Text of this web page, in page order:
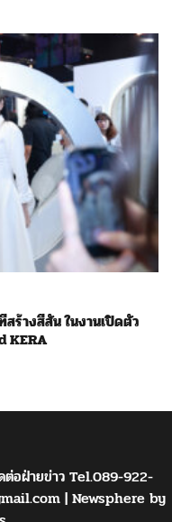
สร้างสีสัน ในงานเปิดตัว
KERA
อฝ่ายข่าว Tel.089-922-
| Newsphereby